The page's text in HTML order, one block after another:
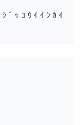
ﾞｯｺｳｲｲﾝｶｲ